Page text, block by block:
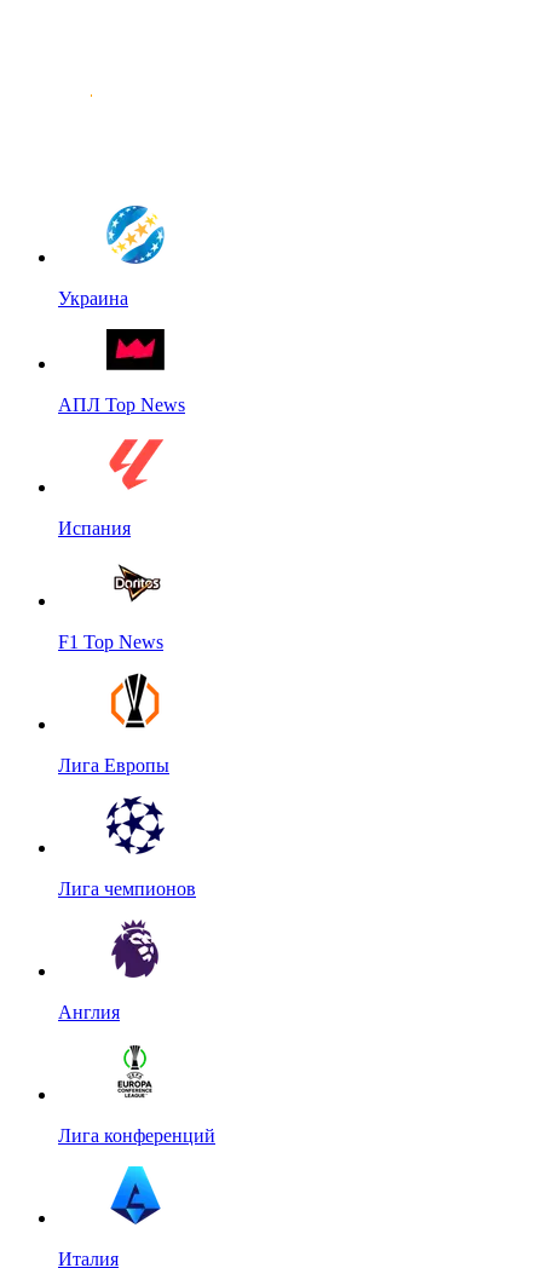
Украина
АПЛ Top News
Испания
F1 Top News
Лига Европы
Лига чемпионов
Англия
Лига конференций
Италия